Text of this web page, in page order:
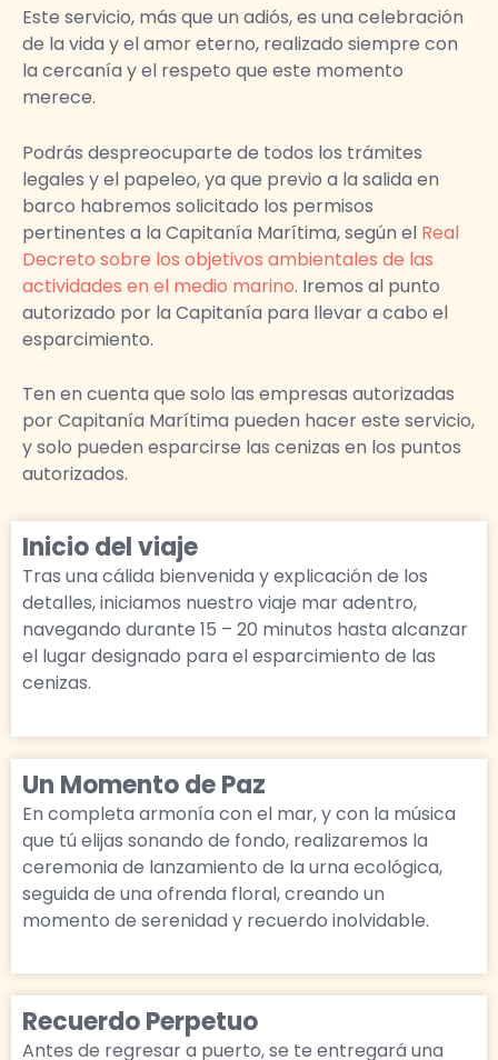
Este servicio, más que un adiós, es una celebración
de la vida y el amor eterno, realizado siempre con
la cercanía y el respeto que este momento
merece.
Podrás despreocuparte de todos los trámites
legales y el papeleo, ya que previo a la salida en
barco habremos solicitado los permisos
pertinentes a la Capitanía Marítima, según el Real
Decreto sobre los objetivos ambientales de las
actividades en el medio marino. Iremos al punto
autorizado por la Capitanía para llevar a cabo el
esparcimiento.
Ten en cuenta que solo las empresas autorizadas
por Capitanía Marítima pueden hacer este servicio,
y solo pueden esparcirse las cenizas en los puntos
autorizados.
Inicio del viaje
Tras una cálida bienvenida y explicación de los
detalles, iniciamos nuestro viaje mar adentro,
navegando durante 15 – 20 minutos hasta alcanzar
el lugar designado para el esparcimiento de las
cenizas.
Un Momento de Paz
En completa armonía con el mar, y con la música
que tú elijas sonando de fondo, realizaremos la
ceremonia de lanzamiento de la urna ecológica,
seguida de una ofrenda floral, creando un
momento de serenidad y recuerdo inolvidable.
Recuerdo Perpetuo
Antes de regresar a puerto, se te entregará una